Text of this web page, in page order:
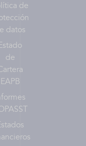
de
datos
de
EAPB